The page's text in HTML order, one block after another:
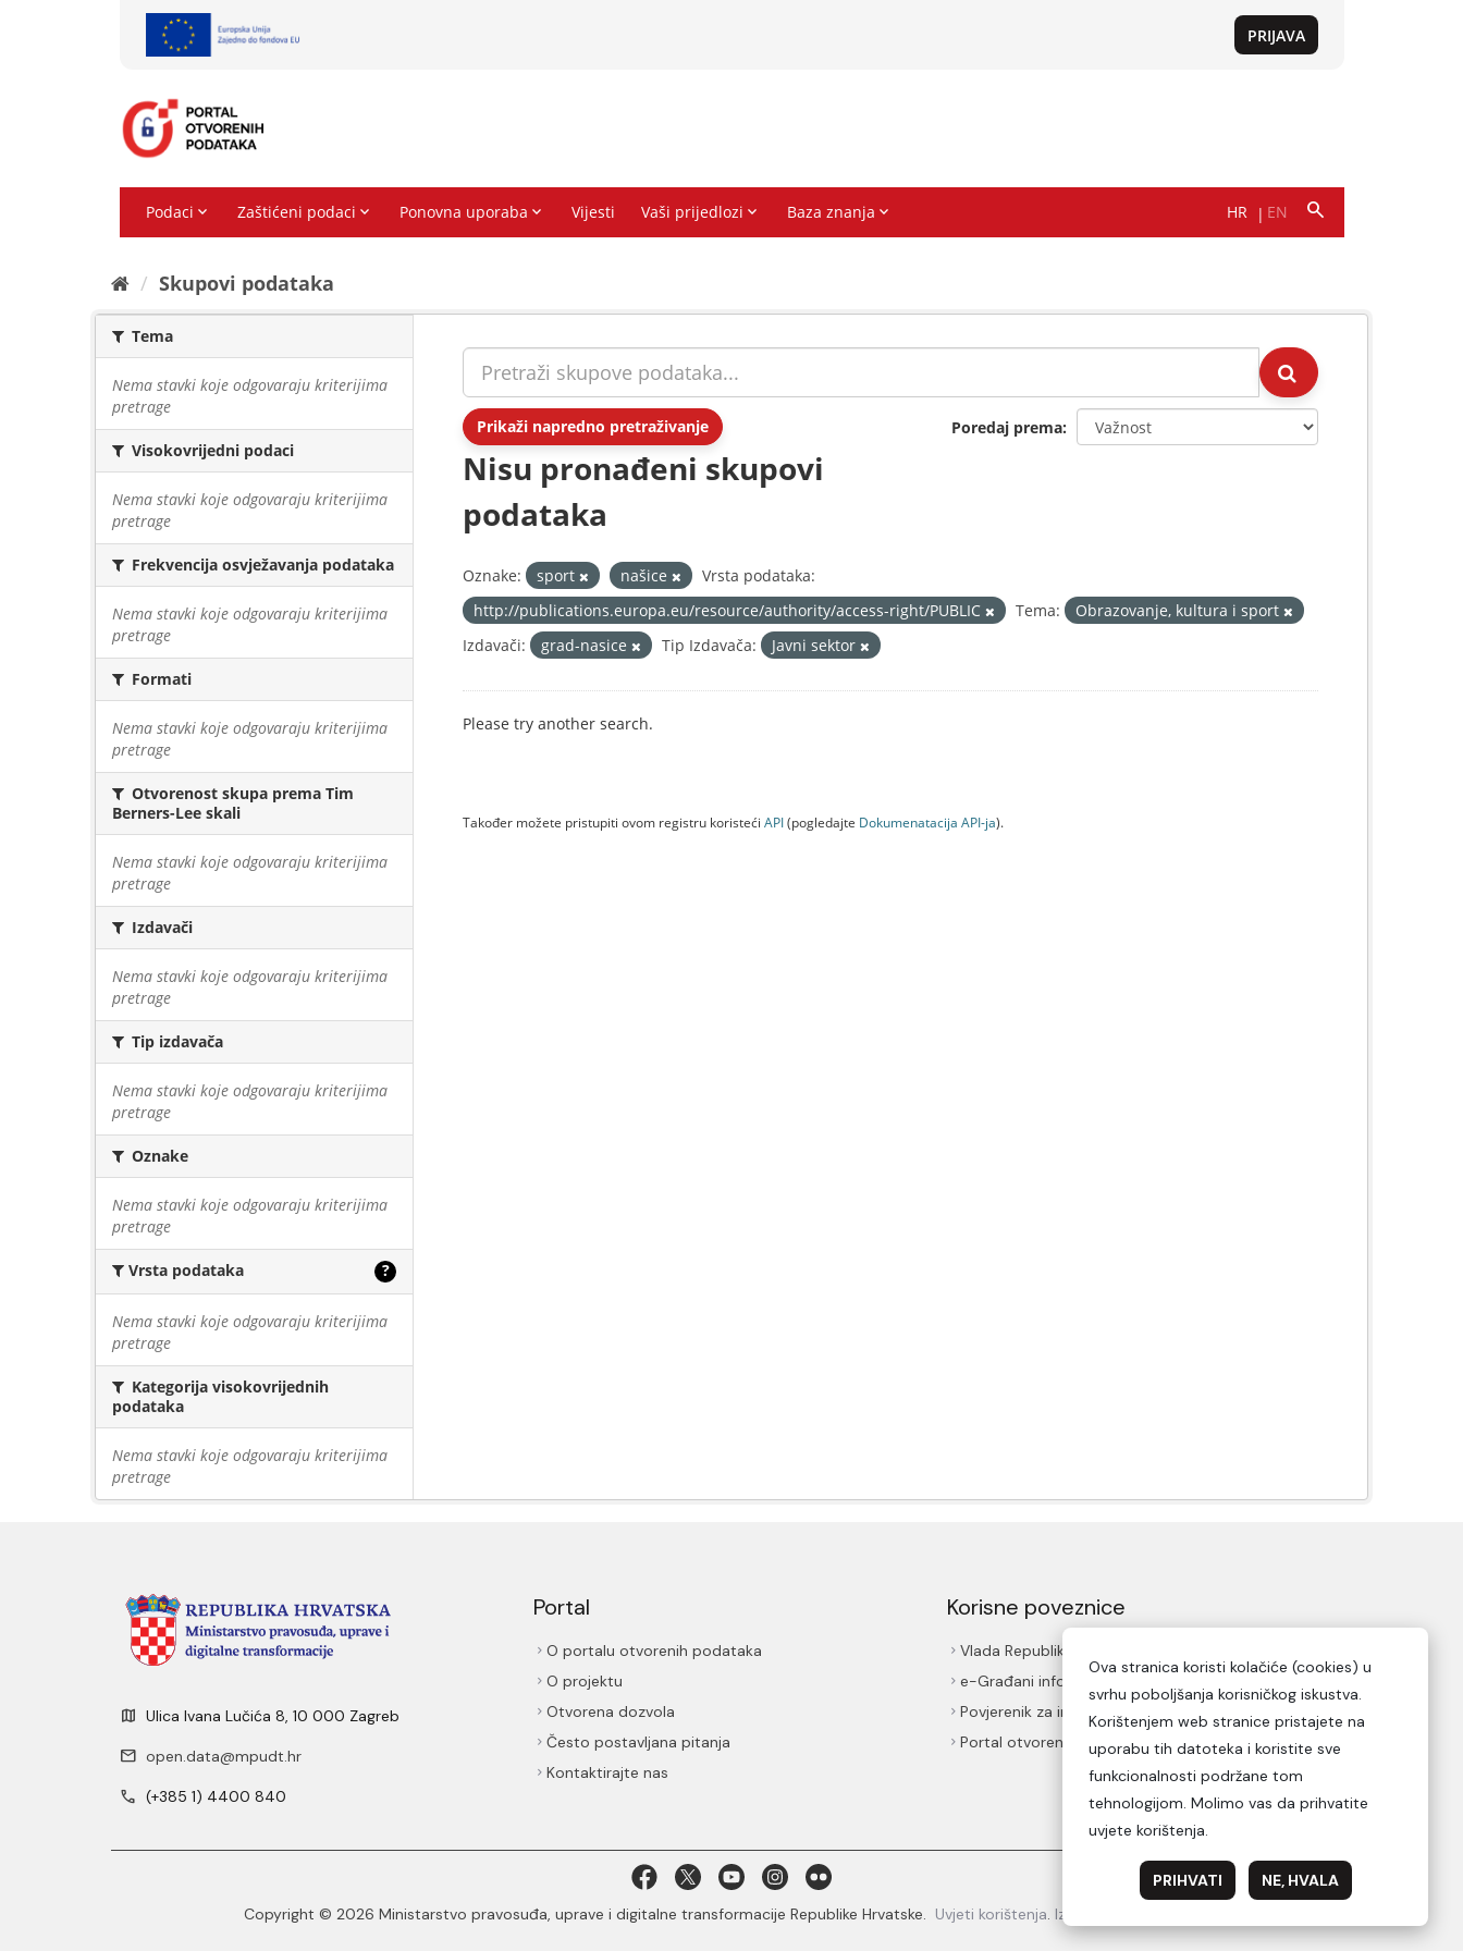
Skupovi podаtаkа
Tema
Nema stavki koje odgovaraju kriterijima
pretrage
Visokovrijedni podaci
Nema stavki koje odgovaraju kriterijima
pretrage
Frekvencija osvježavanja podataka
Nema stavki koje odgovaraju kriterijima
pretrage
Formati
Nema stavki koje odgovaraju kriterijima
pretrage
Otvorenost skupa prema Tim
Berners-Lee skali
Nema stavki koje odgovaraju kriterijima
pretrage
Izdavači
Nema stavki koje odgovaraju kriterijima
pretrage
Tip izdavača
Nema stavki koje odgovaraju kriterijima
pretrage
Oznake
Nema stavki koje odgovaraju kriterijima
pretrage
Vrsta podataka ?
Nema stavki koje odgovaraju kriterijima
pretrage
Kategorija visokovrijednih
podataka
Nema stavki koje odgovaraju kriterijima
pretrage
Prikaži napredno pretraživanje Poredaj prema
Nisu pronađeni skupovi
podataka
Oznake: sport našice
Vrsta podataka:
http://publications.europa.eu/resource/authority/access-right/PUBLIC
Tema:
Obrazovanje, kultura i sport
Izdavači:
grad-nasice Tip Izdavača: Javni sektor
Please try another search.
Također možete pristupiti ovom registru koristeći API(pogledajte Dokumenаtаcijа API-jа).